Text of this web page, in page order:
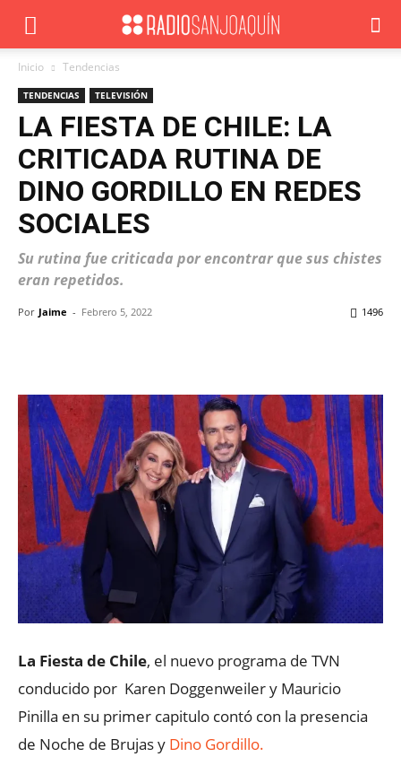
Inicio Tendencias
TENDENCIAS TELEVISIÓN
LA FIESTA DE CHILE: LA
CRITICADA RUTINA DE
DINO GORDILLO EN REDES
SOCIALES
Su rutina fue criticada por encontrar que sus chistes
eran repetidos.
Por Jaime - Febrero 5, 2022 1496
La Fiesta de Chile, el nuevo programa de TVN
conducido por Karen Doggenweiler y Mauricio
Pinilla en su primer capitulo contó con la presencia
de Noche de Brujas y Dino Gordillo.